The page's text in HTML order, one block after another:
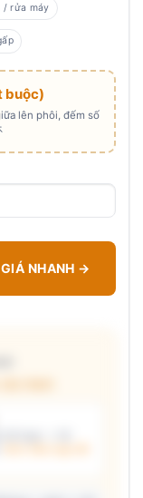
/ rửa máy
buộc)
lên phôi, đếm số
NHANH →